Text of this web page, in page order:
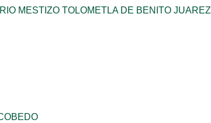
MESTIZO TOLOMETLA DE BENITO JUAREZ